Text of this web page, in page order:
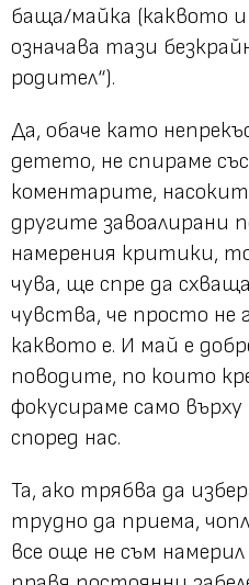
баща/майка (каквото и
означава тази
родител“).
Да, обаче като
детето, не спираме
коментарите,
другите завоалирани
намерения критики,
чува, ще спре да
чувства, че просто не
каквото е. И май е
поводите, по които
фокусираме само
според нас.
Та, ако трябва да
трудно да приема,
все още не съм